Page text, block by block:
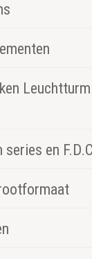
series en